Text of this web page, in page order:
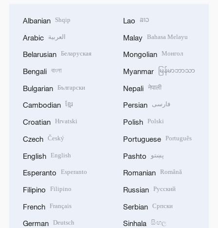
Albanian Shqip
Arabic العربية
Belarusian Беларуская
Bengali বাংলা
Bulgarian Български
Cambodian ខ្មែរ
Croatian Hrvatski
Czech Český
English English
Esperanto Esperanto
Filipino Filipino
French Français
German Deutsch
Lao ລາວ
Malay Bahasa Melayu
Mongolian Монгол
Myanmar မြန်မာဘာသာ
Nepali नेपाली
Persian فارسی
Polish Polski
Portuguese Português
Pashto پښتو
Romanian Română
Russian Русский
Serbian Српски
Sinhala සිංහල